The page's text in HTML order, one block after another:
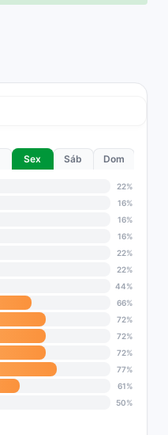
Sex Sáb Dom
22%
16%
16%
16%
22%
22%
44%
66%
72%
72%
72%
77%
61%
50%